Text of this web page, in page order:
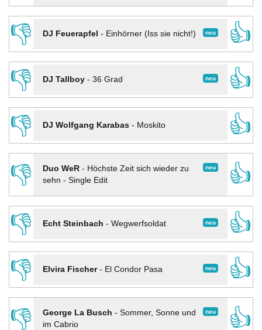
👎
neu
DJ Feuerapfel - Einhörner (Iss sie nicht!)
👍
👎
neu
DJ Tallboy- 36 Grad
👍
👎
DJ Wolfgang Karabas- Moskito
👍
👎
neu
Duo WeR- Höchste Zeit sich wieder zu
sehn - Single Edit
👍
👎
neu
Echt Steinbach - Wegwerfsoldat
👍
👎
neu
Elvira Fischer- El Condor Pasa
👍
👎
neu
George La Busch - Sommer, Sonne und
im Cabrio
👍